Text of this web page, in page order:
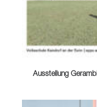
Ausstellung